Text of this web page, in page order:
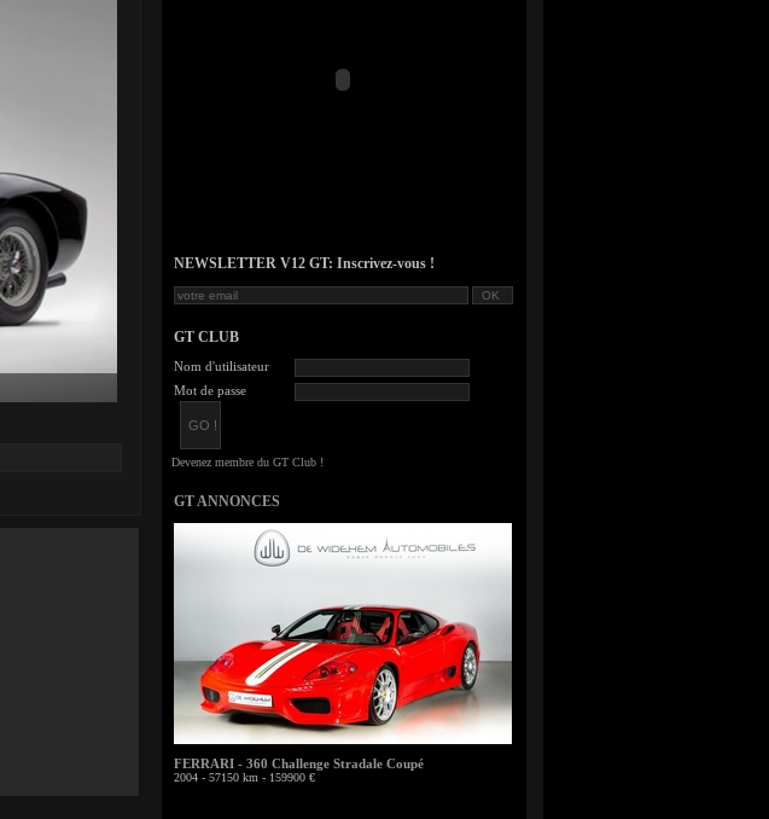
NEWSLETTER V12 GT: Inscrivez-vous !
GT CLUB
Nom d'utilisateur
Mot de passe
GT ANNONCES
FERRARI - 360 Challenge Stradale Coupé
2004 - 57150 km - 159900 €